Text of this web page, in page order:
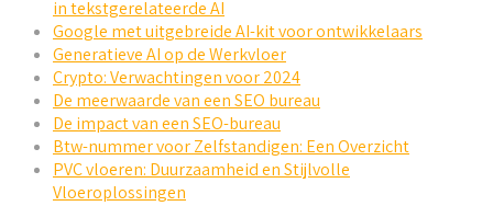
in tekstgerelateerde AI
Google met uitgebreide AI-kit voor ontwikkelaars
Generatieve AI op de Werkvloer
Crypto: Verwachtingen voor 2024
De meerwaarde van een SEO bureau
De impact van een SEO-bureau
Btw-nummer voor Zelfstandigen: Een Overzicht
PVC vloeren: Duurzaamheid en Stijlvolle
Vloeroplossingen